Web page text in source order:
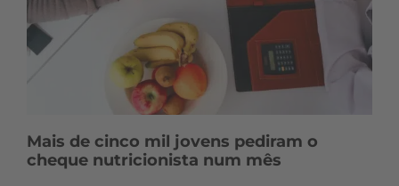
Mais de cinco mil jovens pediram o
cheque nutricionista num mês